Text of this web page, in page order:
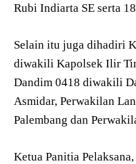
Rubi Indiarta SE serta
Selain itu juga dihadiri
diwakili Kapolsek Ilir
Dandim 0418 diwakili
Asmidar, Perwakilan
Palembang dan
Ketua Panitia